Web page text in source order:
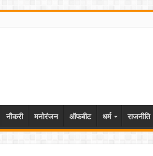
नौकरी मनोरंजन ऑफबीट धर्म राजनीति